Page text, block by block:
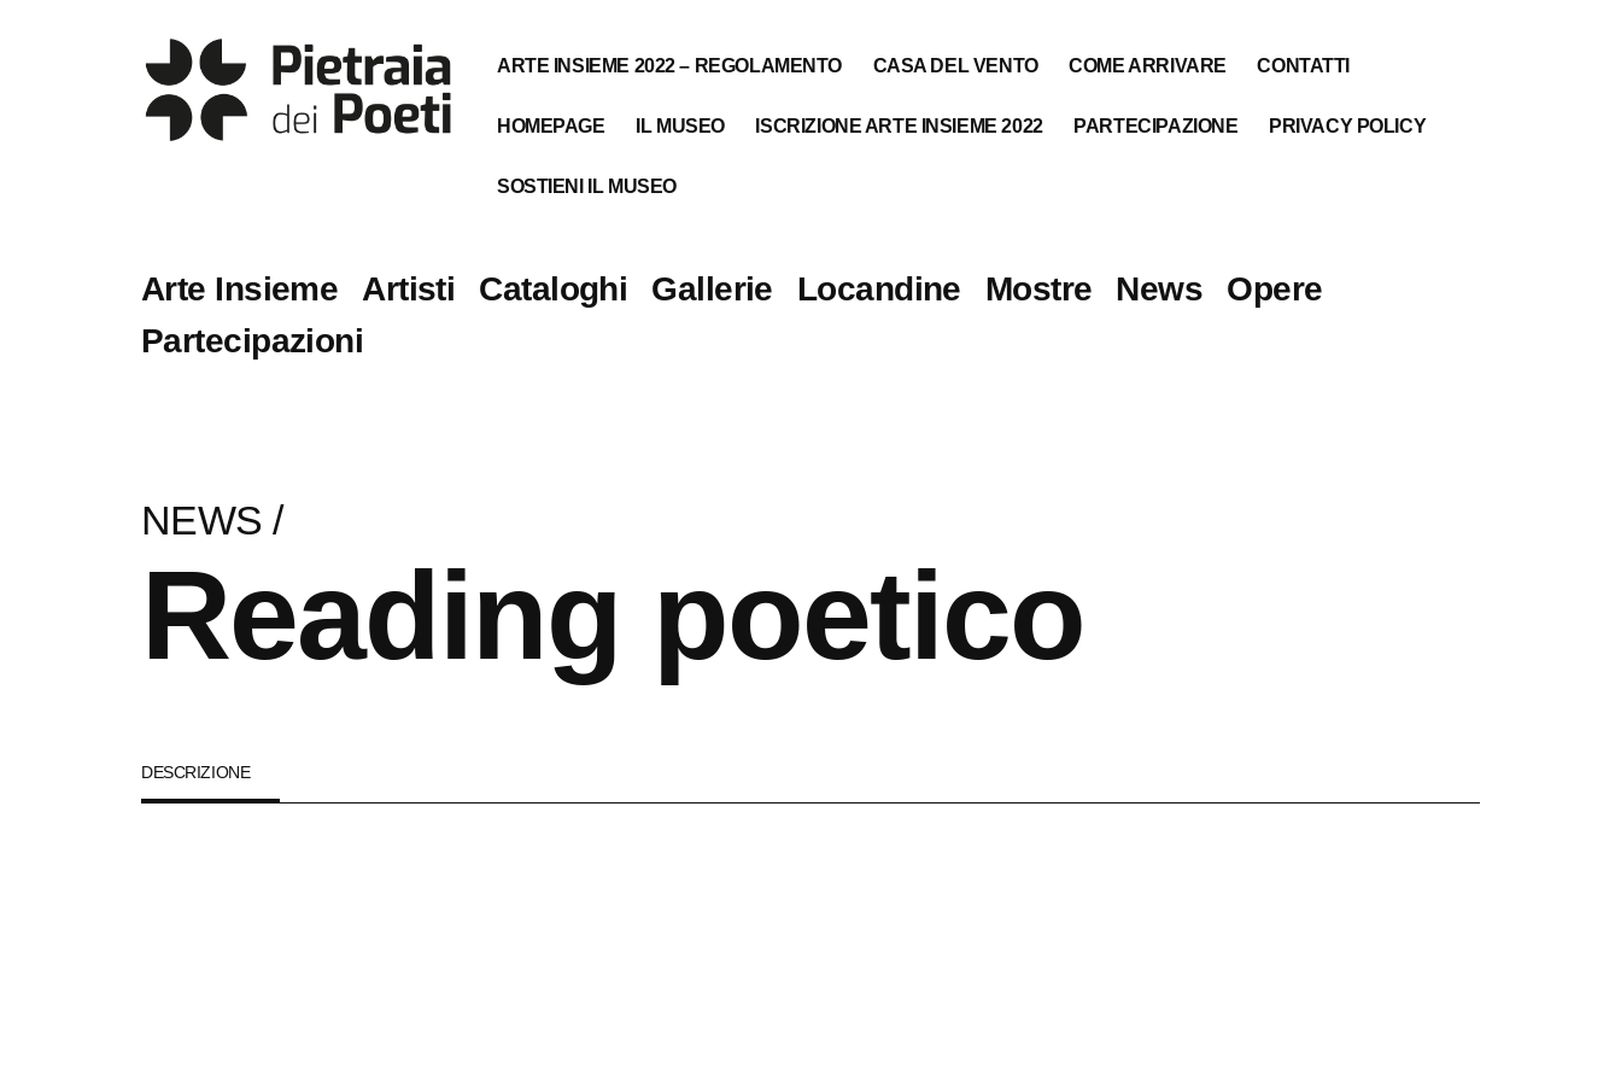
ARTE INSIEME 2022 – REGOLAMENTO CASA DEL VENTO COME ARRIVARE CONTATTI
HOMEPAGE IL MUSEO ISCRIZIONE ARTE INSIEME 2022 PARTECIPAZIONE PRIVACY POLICY
SOSTIENI IL MUSEO
Arte Insieme Artisti Cataloghi Gallerie Locandine Mostre News
Opere
Partecipazioni
NEWS /
Reading poetico
DESCRIZIONE